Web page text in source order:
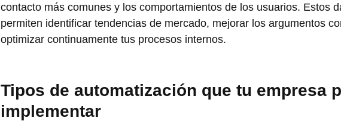
contacto más comunes y los comportamientos de los usuarios. Estos
permiten identificar tendencias de mercado, mejorar los argumentos
optimizar continuamente tus procesos internos.
Tipos de automatización que tu empresa
implementar